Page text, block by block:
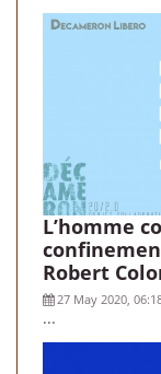
L’homme
Robert
27 May 2020,
...